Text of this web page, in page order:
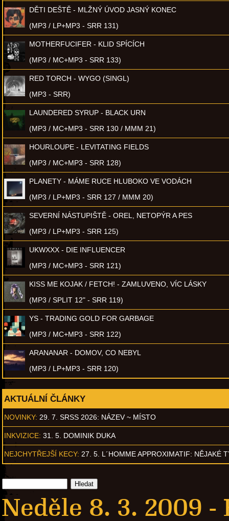
DĚTI DEŠTĚ - MLŽNÝ ÚVOD JASNÝ KONEC
(MP3 / LP+MP3 - SRR 131)
MOTHERFUCIFER - KLID SPÍCÍCH
(MP3 / MC+MP3 - SRR 133)
RED TORCH - WYGO (SINGL)
(MP3 - SRR)
LAUNDERED SYRUP - BLACK URN
(MP3 / MC+MP3 - SRR 130 / MMM 21)
HOURLOUPE - LEVITATING FIELDS
(MP3 / MC+MP3 - SRR 128)
PLANETY - MÁME RUCE HLUBOKO VE VODÁCH
(MP3 / LP+MP3 - SRR 127 / MMM 20)
SEVERNÍ NÁSTUPIŠTĚ - OREL, NETOPÝR A PES
(MP3 / LP+MP3 - SRR 125)
UKWXXX - DIE INFLUENCER
(MP3 / MC+MP3 - SRR 121)
KISS ME KOJAK / FETCH! - ZAMLUVENO, VÍC LÁSKY
(MP3 / SPLIT 12" - SRR 119)
YS - TRADING GOLD FOR GARBAGE
(MP3 / MC+MP3 - SRR 122)
ARANANAR - DOMOV, CO NEBYL
(MP3 / LP+MP3 - SRR 120)
AKTUÁLNÍ ČLÁNKY
NOVINKY: 29. 7. SRSS 2026: NÁZEV ~ MÍSTO
INKVIZICE: 31. 5. DOMINIK DUKA
NEJCHYTŘEJŠÍ KECY: 27. 5. L´HOMME APPROXIMATIF: NĚJAKÉ
Neděle 8. 3. 2009 -